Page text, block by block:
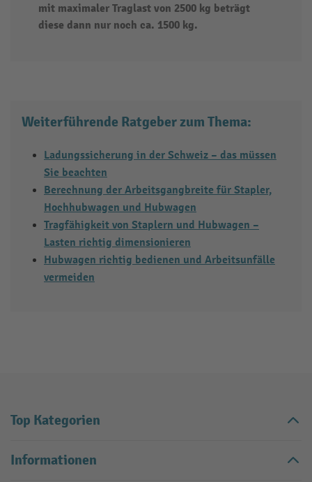
mit maximaler Traglast von 2500 kg beträgt
diese dann nur noch ca. 1500 kg.
Weiterführende Ratgeber zum Thema:
Ladungssicherung in der Schweiz – das müssen
Sie beachten
Berechnung der Arbeitsgangbreite für Stapler,
Hochhubwagen und Hubwagen
Tragfähigkeit von Staplern und Hubwagen –
Lasten richtig dimensionieren
Hubwagen richtig bedienen und Arbeitsunfälle
vermeiden
Top Kategorien
Informationen